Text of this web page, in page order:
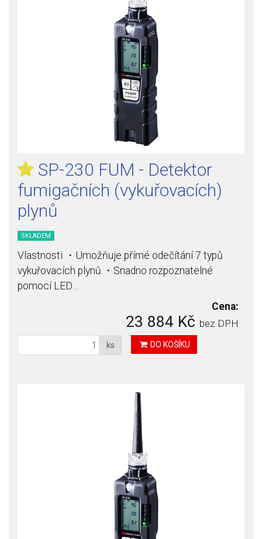
SP-230 FUM - Detektor
fumigačních (vykuřovacích)
plynů
SKLADEM
Vlastnosti ・Umožňuje přímé odečítání 7 typů
vykuřovacích plynů.・Snadno rozpoznatelné
pomocí LED…
Cena:
23 884 Kč bez DPH
ks DO KOŠÍKU